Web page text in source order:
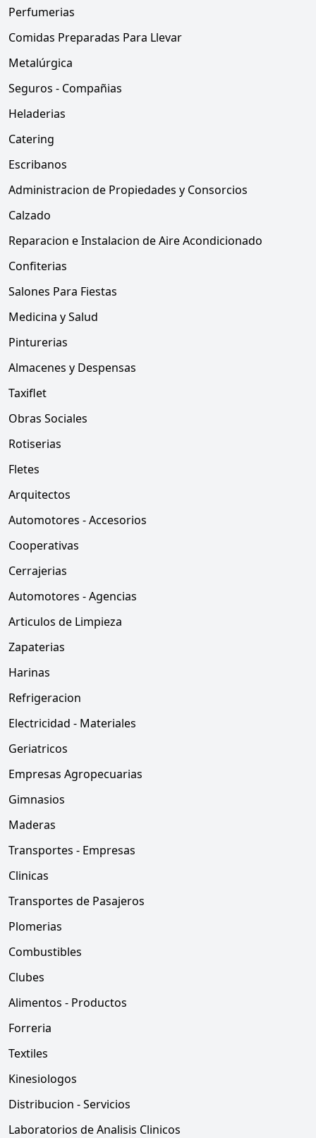
Perfumerias
Comidas Preparadas Para Llevar
Metalúrgica
Seguros - Compañias
Heladerias
Catering
Escribanos
Administracion de Propiedades y Consorcios
Calzado
Reparacion e Instalacion de Aire Acondicionado
Confiterias
Salones Para Fiestas
Medicina y Salud
Pinturerias
Almacenes y Despensas
Taxiflet
Obras Sociales
Rotiserias
Fletes
Arquitectos
Automotores - Accesorios
Cooperativas
Cerrajerias
Automotores - Agencias
Articulos de Limpieza
Zapaterias
Harinas
Refrigeracion
Electricidad - Materiales
Geriatricos
Empresas Agropecuarias
Gimnasios
Maderas
Transportes - Empresas
Clinicas
Transportes de Pasajeros
Plomerias
Combustibles
Clubes
Alimentos - Productos
Forreria
Textiles
Kinesiologos
Distribucion - Servicios
Laboratorios de Analisis Clinicos